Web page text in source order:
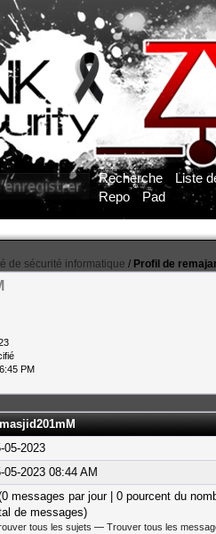
Recherche
Liste
Repo
Pad
de sécurité informatique / Profil de
PM
05-2023
05-2023 08:44 AM
messages par jour | 0 pourcent du
de messages)
tous les sujets — Trouver tous les